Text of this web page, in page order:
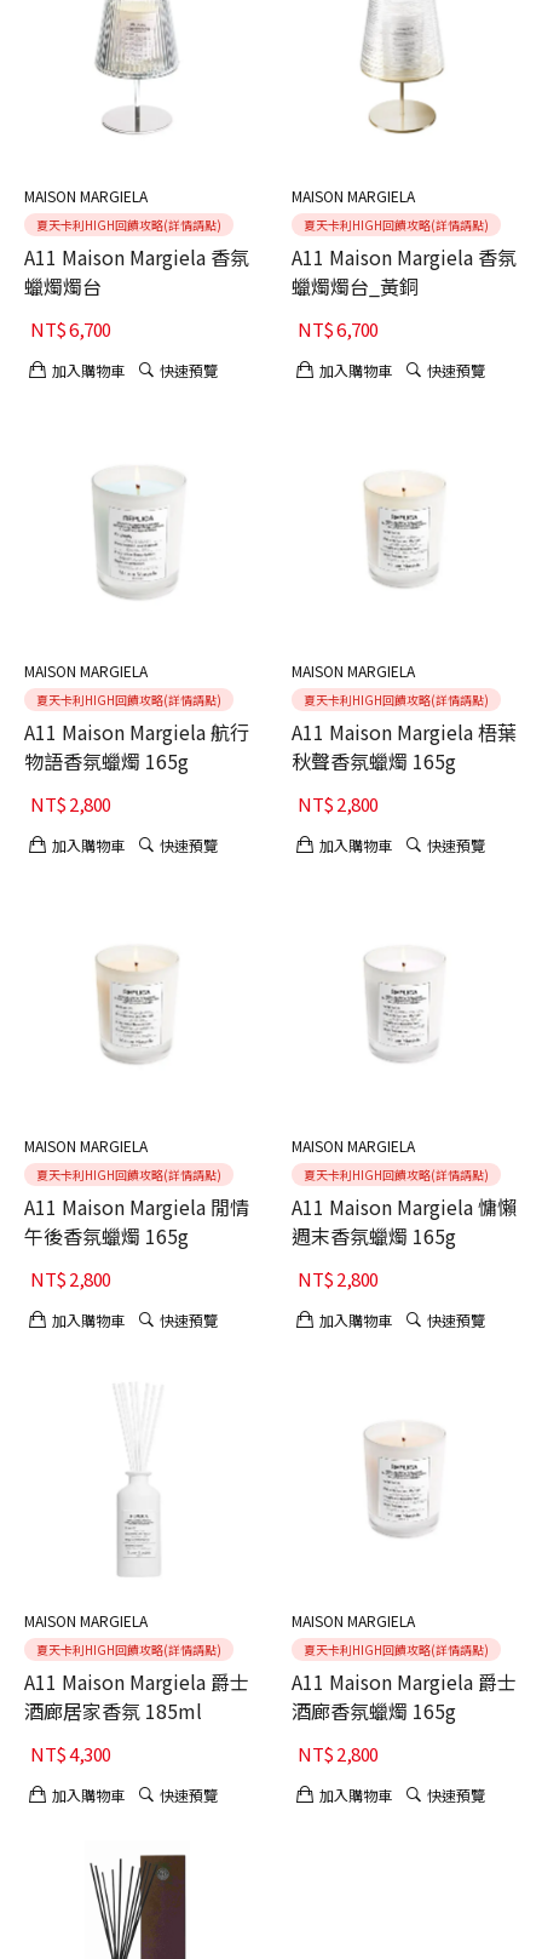
MAISON MARGIELA
夏天卡利HIGH回饋攻略(詳情請點)
A11 Maison Margiela 香氛
蠟燭燭台
NT$6,700
加入購物車 快速預覽
MAISON MARGIELA
夏天卡利HIGH回饋攻略(詳情請點)
A11 Maison Margiela 香氛
蠟燭燭台_黃銅
NT$6,700
加入購物車 快速預覽
MAISON MARGIELA
夏天卡利HIGH回饋攻略(詳情請點)
A11 Maison Margiela 航行
物語香氛蠟燭 165g
NT$2,800
加入購物車 快速預覽
MAISON MARGIELA
夏天卡利HIGH回饋攻略(詳情請點)
A11 Maison Margiela 梧葉
秋聲香氛蠟燭 165g
NT$2,800
加入購物車 快速預覽
MAISON MARGIELA
夏天卡利HIGH回饋攻略(詳情請點)
A11 Maison Margiela 閒情
午後香氛蠟燭 165g
NT$2,800
加入購物車 快速預覽
MAISON MARGIELA
夏天卡利HIGH回饋攻略(詳情請點)
A11 Maison Margiela 慵懶
週末香氛蠟燭 165g
NT$2,800
加入購物車 快速預覽
MAISON MARGIELA
夏天卡利HIGH回饋攻略(詳情請點)
A11 Maison Margiela 爵士
酒廊居家香氛 185ml
NT$4,300
加入購物車 快速預覽
MAISON MARGIELA
夏天卡利HIGH回饋攻略(詳情請點)
A11 Maison Margiela 爵士
酒廊香氛蠟燭 165g
NT$2,800
加入購物車 快速預覽